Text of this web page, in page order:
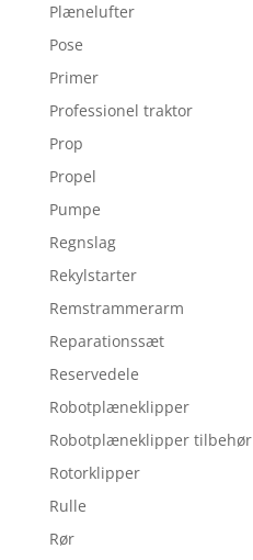
Plænelufter
Pose
Primer
Professionel traktor
Prop
Propel
Pumpe
Regnslag
Rekylstarter
Remstrammerarm
Reparationssæt
Reservedele
Robotplæneklipper
Robotplæneklipper tilbehør
Rotorklipper
Rulle
Rør